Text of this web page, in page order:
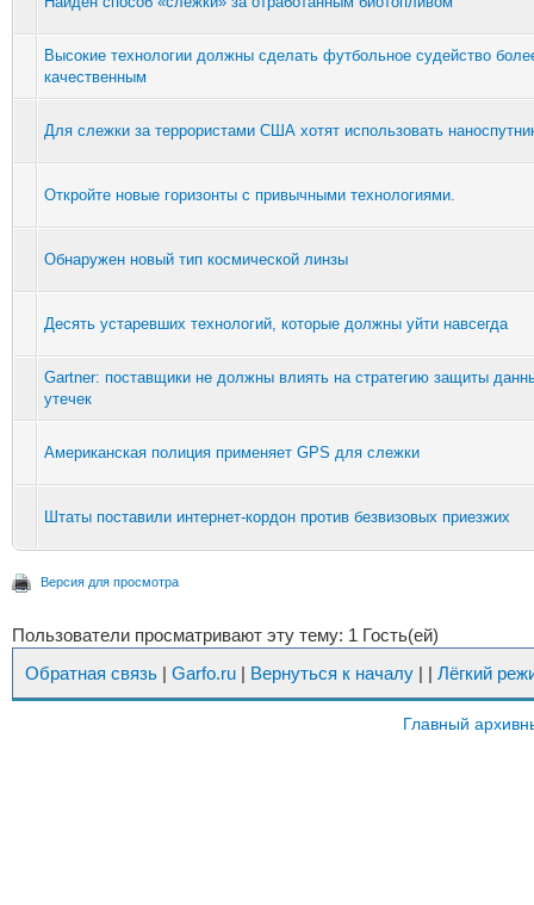
Высокие технологии должны сделать футбольное судейство
качественным
Для слежки за террористами США хотят использовать
Откройте новые горизонты с привычными технологиями.
Обнаружен новый тип космической линзы
Десять устаревших технологий, которые должны уйти навсегда
Gartner: поставщики не должны влиять на стратегию защиты
утечек
Американская полиция применяет GPS для слежки
Штаты поставили интернет-кордон против безвизовых приезжих
Версия для просмотра
Пользователи просматривают эту тему: 1 Гость(ей)
Обратная связь | Garfo.ru | Вернуться к началу | | Лёгкий
Главный